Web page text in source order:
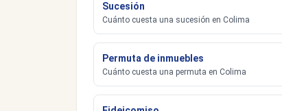
Sucesión
Cuánto cuesta una sucesión en Colima
Permuta de inmuebles
Cuánto cuesta una permuta en Colima